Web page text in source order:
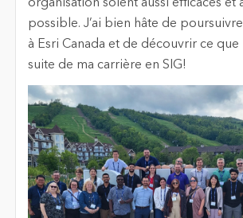
organisation soient aussi efficaces et
possible. J’ai bien hâte de
à Esri Canada et de découvrir ce que
suite de ma carrière en SIG!